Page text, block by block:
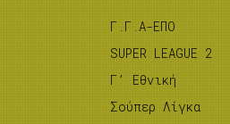
Γ.Γ.Α-ΕΠΟ
SUPER LEAGUE 2
Γ’ Εθνική
Σούπερ Λίγκα